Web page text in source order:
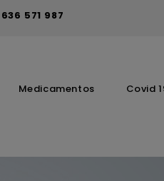
636 571 987
Medicamentos Covid